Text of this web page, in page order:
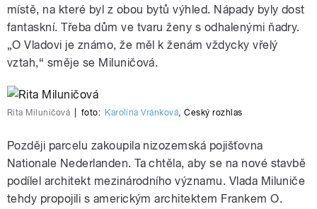
místě, na které byl z obou bytů výhled. Nápady byly dost
fantaskní. Třeba dům ve tvaru ženy s odhalenými ňadry.
„O Vladovi je známo, že měl k ženám vždycky vřelý
vztah,“ směje se Miluničová.
Rita Miluničová foto: Karolína Vránková,Český rozhlas
Později parcelu zakoupila nizozemská pojišťovna
Nationale Nederlanden. Ta chtěla, aby se na nové stavbě
podílel architekt mezinárodního významu. Vlada Miluniče
tehdy propojili s americkým architektem Frankem O.